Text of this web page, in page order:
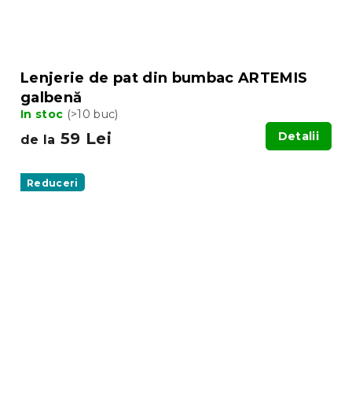
Lenjerie de pat din bumbac ARTEMIS
galbenă
In stoc (>10 buc)
de la 59 Lei Detalii
Reduceri